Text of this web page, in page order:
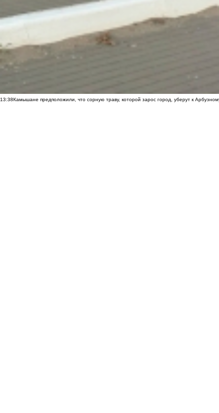
13:38Камышане предположили, что сорную траву, которой зарос город, уберут к